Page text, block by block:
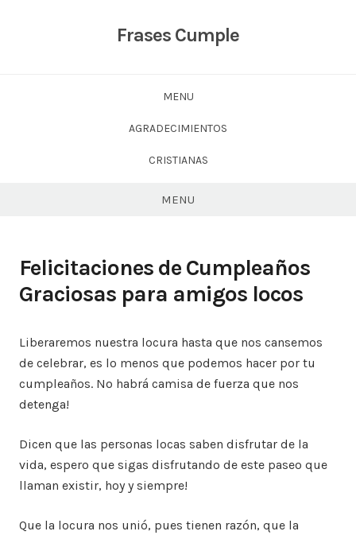
Frases Cumple
MENU
AGRADECIMIENTOS
CRISTIANAS
MENU
Felicitaciones de Cumpleaños
Graciosas para amigos locos
Liberaremos nuestra locura hasta que nos cansemos
de celebrar, es lo menos que podemos hacer por tu
cumpleaños. No habrá camisa de fuerza que nos
detenga!
Dicen que las personas locas saben disfrutar de la
vida, espero que sigas disfrutando de este paseo que
llaman existir, hoy y siempre!
Que la locura nos unió, pues tienen razón, que la